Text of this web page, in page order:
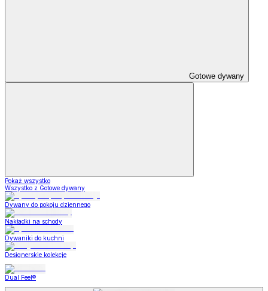
Gotowe dywany
Pokaż wszystko
Wszystko z Gotowe dywany
Dywany do pokoju dziennego
Nakładki na schody
Dywaniki do kuchni
Designerskie kolekcje
Dual Feel®